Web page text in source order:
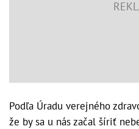
Podľa Úradu verejného
že by sa u nás začal šíriť